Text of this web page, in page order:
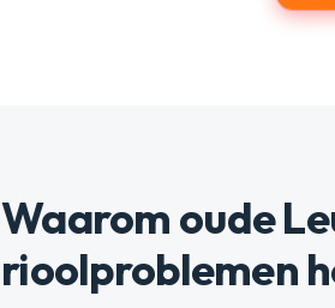
Waarom oude
rioolproblemen